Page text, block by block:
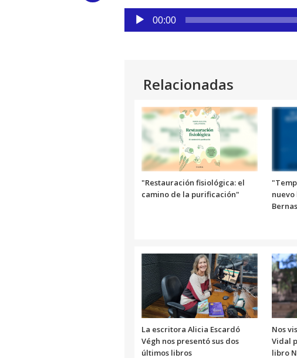
Reproductor
de
00:00
Relacionadas
"Restauración fisiológica: el
camino de la purificación"
La escritora Alicia Escardó
Végh nos presentó sus dos
últimos libros
Nos
Vidal
libro